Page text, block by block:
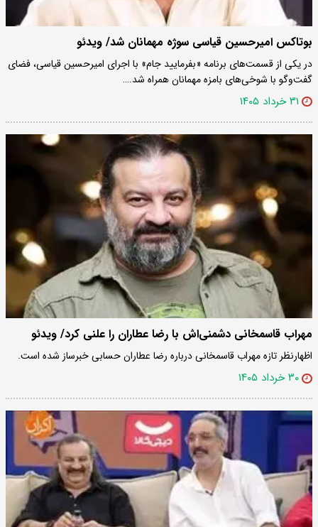
بوتاکس امیرحسین قیاسی سوژه مهمانان شد/ ویدئو
در یکی از قسمت‌های برنامه «بفرمایید جام» با اجرای امیرحسین قیاسی، فضای
گفت‌وگو با شوخی‌های بامزه مهمانان همراه شد.…
۳۱ خرداد ۱۴۰۵
مهراب قاسمخانی دشمنی‌اش با رضا عطاران را علنی کرد/ ویدئو
اظهارنظر تازه مهراب قاسمخانی درباره رضا عطاران حسابی خبرساز شده است.
۳۰ خرداد ۱۴۰۵